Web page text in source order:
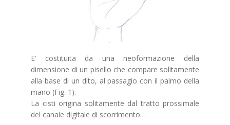
E’ costituita da una neoformazione della
dimensione di un pisello che compare solitamente
alla base di un dito, al passagio con il palmo della
mano (Fig. 1).
La cisti origina solitamente dal tratto prossimale
del canale digitale di scorrimento…